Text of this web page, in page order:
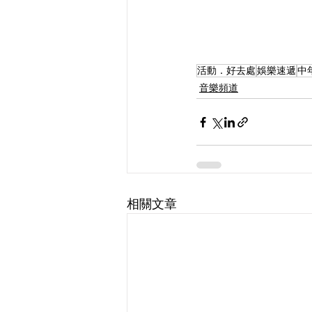
活動．好去處娛樂速遞中
音樂頻道
相關文章